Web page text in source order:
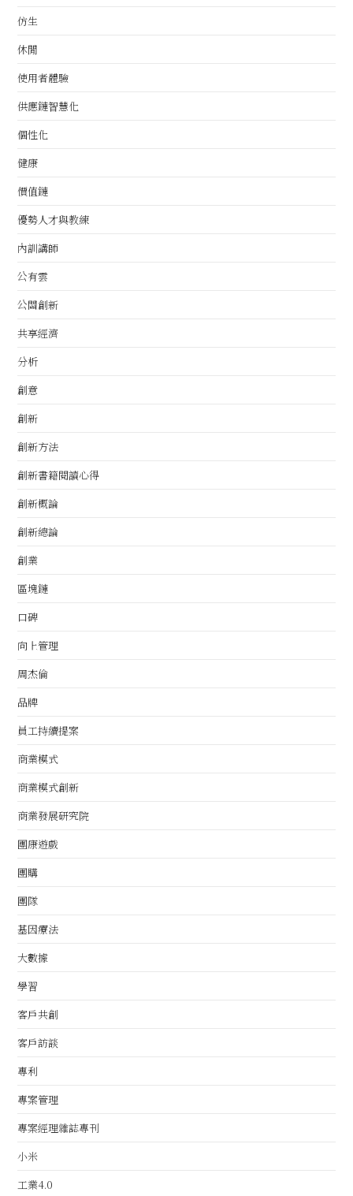
仿生
休閒
使用者體驗
供應鏈智慧化
個性化
健康
價值鏈
優勢人才與教練
內訓講師
公有雲
公關創新
共享經濟
分析
創意
創新
創新方法
創新書籍閱讀心得
創新概論
創新總論
創業
區塊鏈
口碑
向上管理
周杰倫
品牌
員工持續提案
商業模式
商業模式創新
商業發展研究院
團康遊戲
團購
團隊
基因療法
大數據
學習
客戶共創
客戶訪談
專利
專案管理
專案經理雜誌專刊
小米
工業4.0